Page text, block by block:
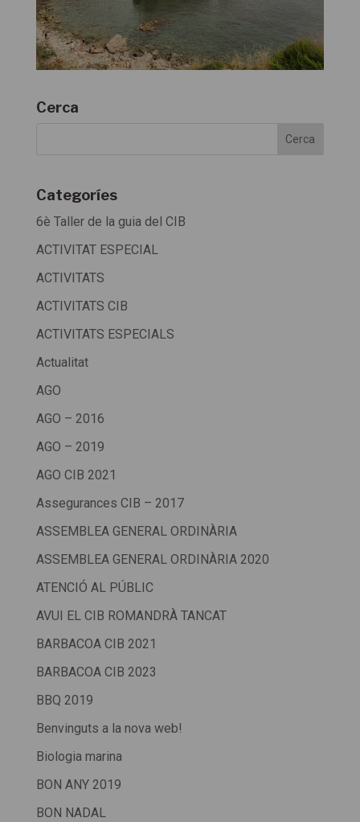
Cerca
Categoríes
6è Taller de la guia del CIB
ACTIVITAT ESPECIAL
ACTIVITATS
ACTIVITATS CIB
ACTIVITATS ESPECIALS
Actualitat
AGO
AGO – 2016
AGO – 2019
AGO CIB 2021
Assegurances CIB – 2017
ASSEMBLEA GENERAL ORDINÀRIA
ASSEMBLEA GENERAL ORDINÀRIA 2020
ATENCIÓ AL PÚBLIC
AVUI EL CIB ROMANDRÀ TANCAT
BARBACOA CIB 2021
BARBACOA CIB 2023
BBQ 2019
Benvinguts a la nova web!
Biologia marina
BON ANY 2019
BON NADAL